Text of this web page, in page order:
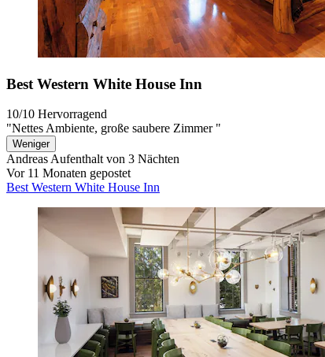
Best Western White House Inn
10/10 Hervorragend
"Nettes Ambiente, große saubere Zimmer "
Weniger
AndreasAufenthalt von 3 Nächten
Vor 11 Monaten gepostet
Best Western White House Inn